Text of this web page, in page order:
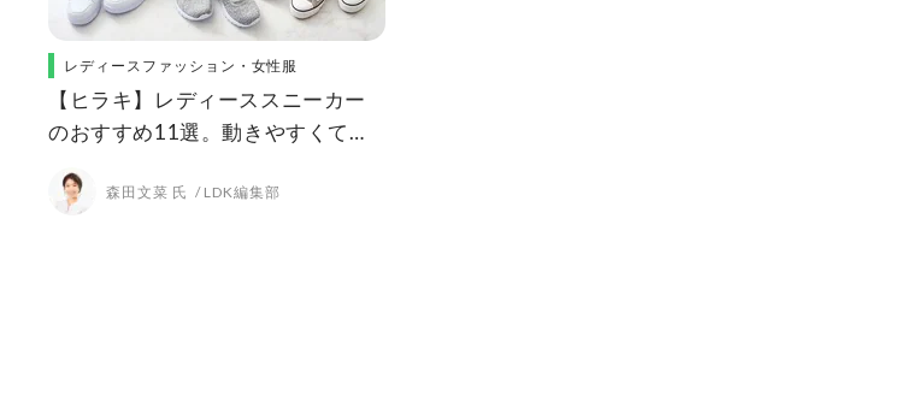
レディースファッション・女性服
【ヒラキ】レディーススニーカー
のおすすめ11選。動きやすくてオ
森田文菜 氏 LDK編集部